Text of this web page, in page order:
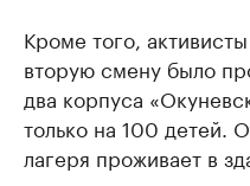
Кроме того,
вторую смену было
два корпуса
только на 100 детей.
лагеря проживает в